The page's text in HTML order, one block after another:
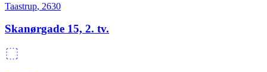
Taastrup, 2630
Skanørgade 15, 2. tv.